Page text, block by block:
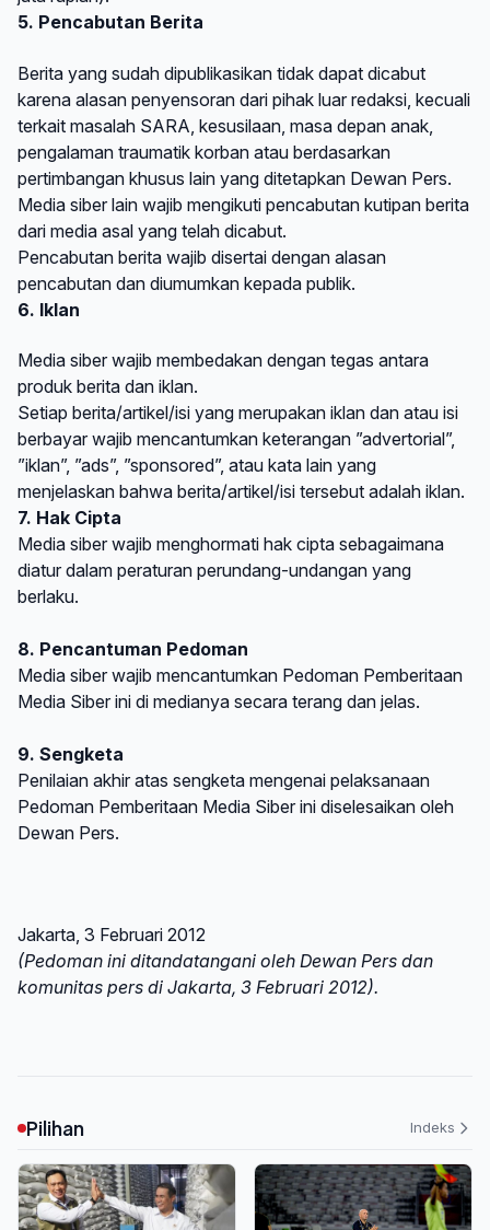
5. Pencabutan Berita
Berita yang sudah dipublikasikan tidak dapat dicabut
karena alasan penyensoran dari pihak luar redaksi, kecuali
terkait masalah SARA, kesusilaan, masa depan anak,
pengalaman traumatik korban atau berdasarkan
pertimbangan khusus lain yang ditetapkan Dewan Pers.
Media siber lain wajib mengikuti pencabutan kutipan berita
dari media asal yang telah dicabut.
Pencabutan berita wajib disertai dengan alasan
pencabutan dan diumumkan kepada publik.
6. Iklan
Media siber wajib membedakan dengan tegas antara
produk berita dan iklan.
Setiap berita/artikel/isi yang merupakan iklan dan atau isi
berbayar wajib mencantumkan keterangan ”advertorial”,
”iklan”, ”ads”, ”sponsored”, atau kata lain yang
menjelaskan bahwa berita/artikel/isi tersebut adalah iklan.
7. Hak Cipta
Media siber wajib menghormati hak cipta sebagaimana
diatur dalam peraturan perundang-undangan yang
berlaku.
8. Pencantuman Pedoman
Media siber wajib mencantumkan Pedoman Pemberitaan
Media Siber ini di medianya secara terang dan jelas.
9. Sengketa
Penilaian akhir atas sengketa mengenai pelaksanaan
Pedoman Pemberitaan Media Siber ini diselesaikan oleh
Dewan Pers.
Jakarta, 3 Februari 2012
(Pedoman ini ditandatangani oleh Dewan Pers dan
komunitas pers di Jakarta, 3 Februari 2012).
Pilihan Indeks